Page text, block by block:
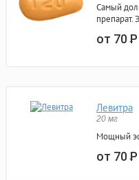
Самый
препарат.
от 70Р
Левитра
20 мг
Мощный
от 70Р